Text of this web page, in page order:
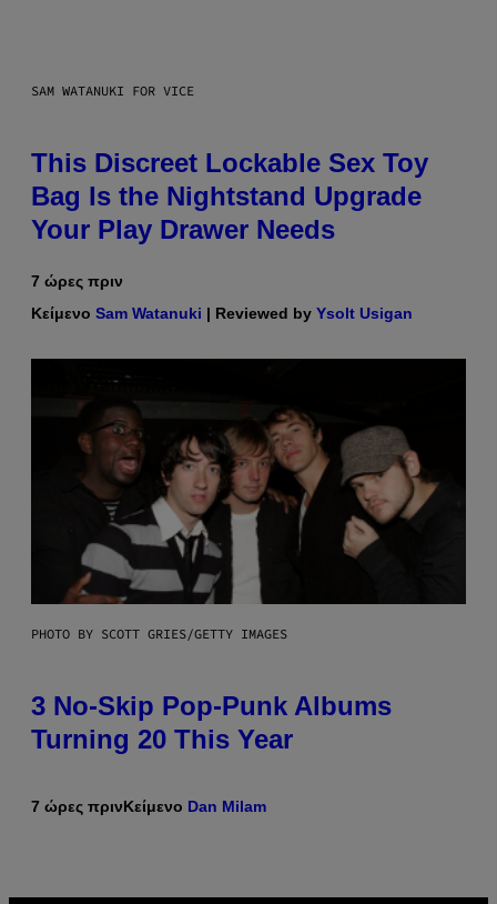
SAM WATANUKI FOR VICE
This Discreet Lockable Sex Toy
Bag Is the Nightstand Upgrade
Your Play Drawer Needs
7 ώρες πριν
Κείμενο Sam Watanuki | Reviewed by Ysolt Usigan
PHOTO BY SCOTT GRIES/GETTY IMAGES
3 No-Skip Pop-Punk Albums
Turning 20 This Year
7 ώρες πρινΚείμενο Dan Milam